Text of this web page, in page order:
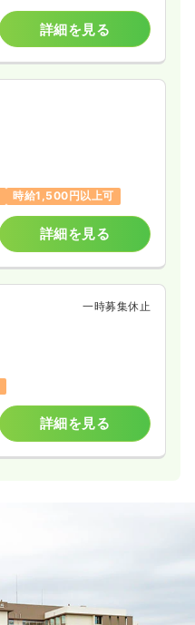
詳細を見る
時給1,500円以上可
詳細を見る
一時募集休止
詳細を見る